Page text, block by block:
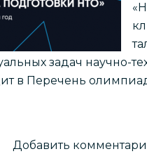
задач научно-
в Перечень
Добавить